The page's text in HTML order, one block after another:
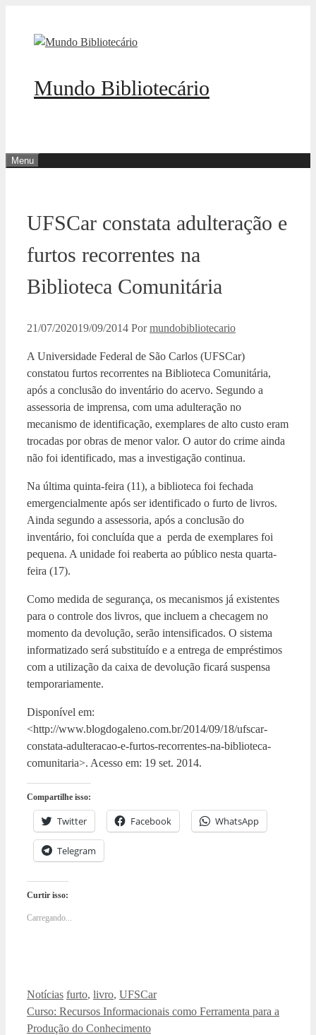
Mundo Bibliotecário
Menu
UFSCar constata adulteração e
furtos recorrentes na
Biblioteca Comunitária
21/07/202019/09/2014 Pormundobibliotecario
A Universidade Federal de São Carlos (UFSCar)
constatou furtos recorrentes na Biblioteca Comunitária,
após a conclusão do inventário do acervo. Segundo a
assessoria de imprensa, com uma adulteração no
mecanismo de identificação, exemplares de alto custo eram
trocadas por obras de menor valor. O autor do crime ainda
não foi identificado, mas a investigação continua.
Na última quinta-feira (11), a biblioteca foi fechada
emergencialmente após ser identificado o furto de livros.
Ainda segundo a assessoria, após a conclusão do
inventário, foi concluída que a perda de exemplares foi
pequena. A unidade foi reaberta ao público nesta quarta-
feira (17).
Como medida de segurança, os mecanismos já existentes
para o controle dos livros, que incluem a checagem no
momento da devolução, serão intensificados. O sistema
informatizado será substituído e a entrega de empréstimos
com a utilização da caixa de devolução ficará suspensa
temporariamente.
Disponível em:
<http://www.blogdogaleno.com.br/2014/09/18/ufscar-
constata-adulteracao-e-furtos-recorrentes-na-biblioteca-
comunitaria>. Acesso em: 19 set. 2014.
Compartilhe isso:
Twitter Facebook WhatsApp
Telegram
Curtir isso:
Carregando...
Categorias
Notícias Tags
furto, livro, UFSCar
Curso: Recursos Informacionais como Ferramenta para a
Produção do Conhecimento